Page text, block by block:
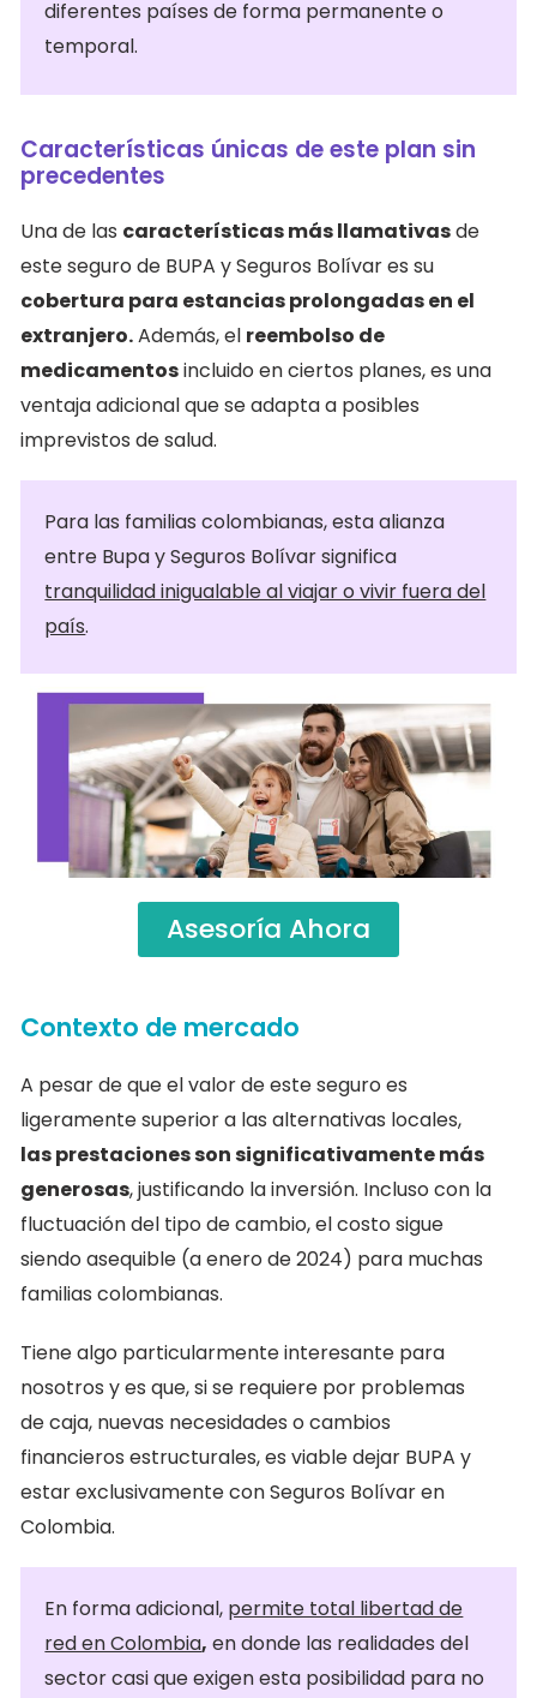
diferentes países de forma permanente o
temporal.
Características únicas de este plan sin
precedentes
Una de las características más llamativasde
este seguro de BUPA y Seguros Bolívar es su
cobertura para estancias prolongadas en el
extranjero.Además, el reembolso de
medicamentosincluido en ciertos planes, es una
ventaja adicional que se adapta a posibles
imprevistos de salud.
Para las familias colombianas, esta alianza
entre Bupa y Seguros Bolívar significa
tranquilidad inigualable al viajar o vivir fuera del
país.
Asesoría Ahora
Contexto de mercado
A pesar de que el valor de este seguro es
ligeramente superior a las alternativas locales,
las prestaciones son significativamente más
generosas, justificando la inversión. Incluso con la
fluctuación del tipo de cambio, el costo sigue
siendo asequible (a enero de 2024) para muchas
familias colombianas.
Tiene algo particularmente interesante para
nosotros y es que, si se requiere por problemas
de caja, nuevas necesidades o cambios
financieros estructurales, es viable dejar BUPA y
estar exclusivamente con Seguros Bolívar en
Colombia.
En forma adicional, permite total libertad de
red en Colombia, en donde las realidades del
sector casi que exigen esta posibilidad para no